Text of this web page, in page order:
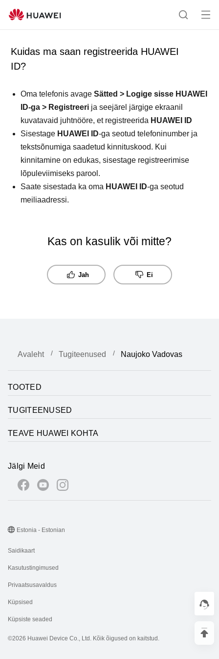
O
i
Av
Kuidas ma saan registreerida HUAWEI
ID?
Oma telefonis avageSätted > Logige sisse HUAWEI
ID-ga > Registreeri ja seejärel järgige ekraanil
kuvatavaid juhtnööre, et registreerida HUAWEI ID
Sisestage HUAWEI ID-ga seotud telefoninumber ja
tekstsõnumiga saadetud kinnituskood. Kui
kinnitamine on edukas, sisestage registreerimise
lõpuleviimiseks parool.
Saate sisestada ka oma HUAWEI ID-ga seotud
meiliaadressi.
Kas on kasulik või mitte?
Jah Ei
Avaleht Tugiteenused Naujoko Vadovas
TOOTED
TUGITEENUSED
TEAVE HUAWEI KOHTA
Jälgi Meid
©2026 Huawei Device Co., Ltd. Kõik õigused on kaitstud.
Saidikaart
Kasutustingimused
Privaatsusavaldus
Küpsised
Küpsiste seaded
Estonia - Estonian